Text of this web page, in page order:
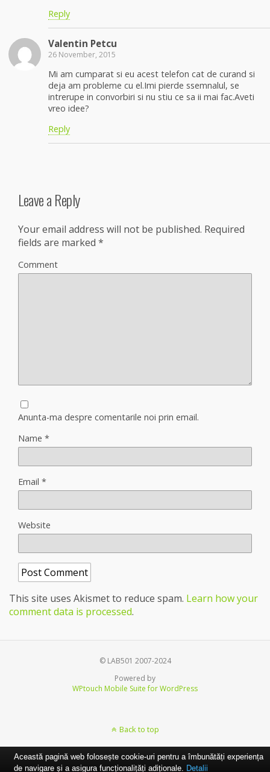
Reply
Valentin Petcu
26 November, 2015
Mi am cumparat si eu acest telefon cat de curand si
deja am probleme cu el.Imi pierde ssemnalul, se
intrerupe in convorbiri si nu stiu ce sa ii mai fac.Aveti
vreo idee?
Reply
Leave a Reply
Your email address will not be published. Required
fields are marked *
Comment
Anunta-ma despre comentarile noi prin email.
Name *
Email *
Website
This site uses Akismet to reduce spam. Learn how your
comment data is processed.
© LAB501 2007-2024
Powered by
WPtouch Mobile Suite for WordPress
Back to top
Această pagină web folosește cookie-uri pentru a îmbunătăți experiența
de navigare și a asigura funcționalițăți adiționale. Detalii